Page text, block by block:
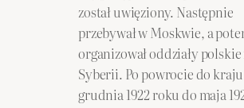
został uwięziony. Następnie
przebywał w Moskwie, a
organizował oddziały
Syberii. Po powrocie do
grudnia 1922 roku do maja